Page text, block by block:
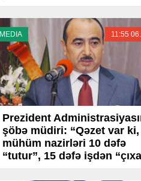
MEDIA 11:55
Prezident
şöbə müdiri: “Qəzet var
mühüm nazirləri 10 dəfə
“tutur”, 15 dəfə işdən